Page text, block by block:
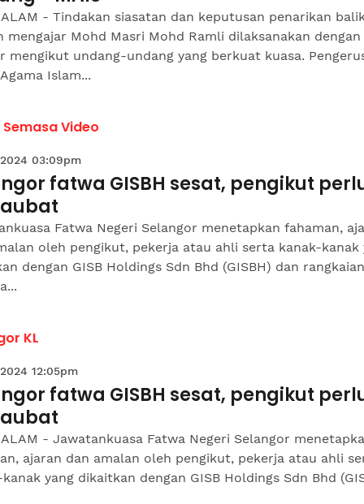
ALAM - Tindakan siasatan dan keputusan penarikan
mengajar Mohd Masri Mohd Ramli dilaksanakan dengan
mengikut undang-undang yang berkuat kuasa.
Islam...
Video
03:09pm
fatwa GISBH sesat, pengikut
Fatwa Negeri Selangor menetapkan fahaman,
oleh pengikut, pekerja atau ahli serta kanak-kanak
dengan GISB Holdings Sdn Bhd (GISBH) dan
KL
12:05pm
fatwa GISBH sesat, pengikut
- Jawatankuasa Fatwa Negeri Selangor
ajaran dan amalan oleh pengikut, pekerja atau ahli
yang dikaitkan dengan GISB Holdings Sdn Bhd